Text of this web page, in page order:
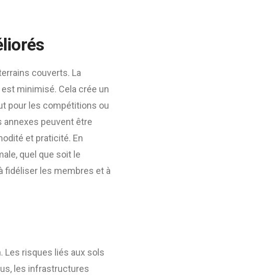
couverts. La
minimisé. Cela crée un
pour les compétitions ou
annexes peuvent être
et praticité. En
quel que soit le
fidéliser les membres et à
Les risques liés aux sols
les infrastructures